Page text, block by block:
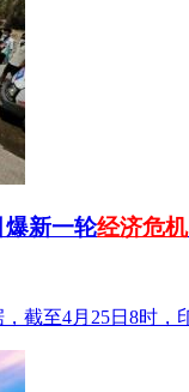
爆新一轮经济危机
截至4月25日8时，